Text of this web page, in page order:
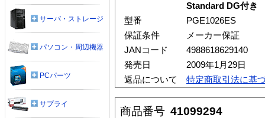
Standard DG付き
型番
PGE1026ES
保証条件
メーカー保証
JANコード
4988618629140
発売日
2009年1月29日
返品について
特定商取引法に基
商品番号 41099294
サーバ・ストレージ
パソコン・周辺機器
PCパーツ
サプライ